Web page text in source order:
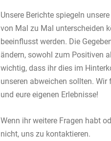
Unsere Berichte spiegeln
von Mal zu Mal unterscheiden
beeinflusst werden. Die
ändern, sowohl zum Positiven
wichtig, dass ihr dies im
unseren abweichen sollten. Wir
und eure eigenen Erlebnisse!
Wenn ihr weitere Fragen habt
nicht, uns zu kontaktieren.